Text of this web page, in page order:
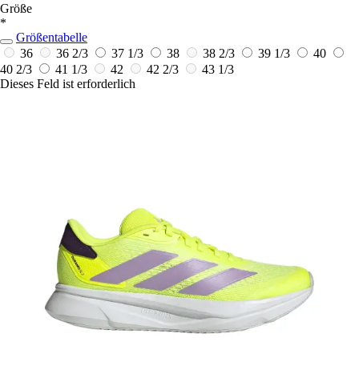
Größe
*
Größentabelle
36
36 2/3 37 1/3 38 38 2/3 39 1/3
40
40 2/3
41 1/3 42 42 2/3
43 1/3
Dieses Feld ist erforderlich